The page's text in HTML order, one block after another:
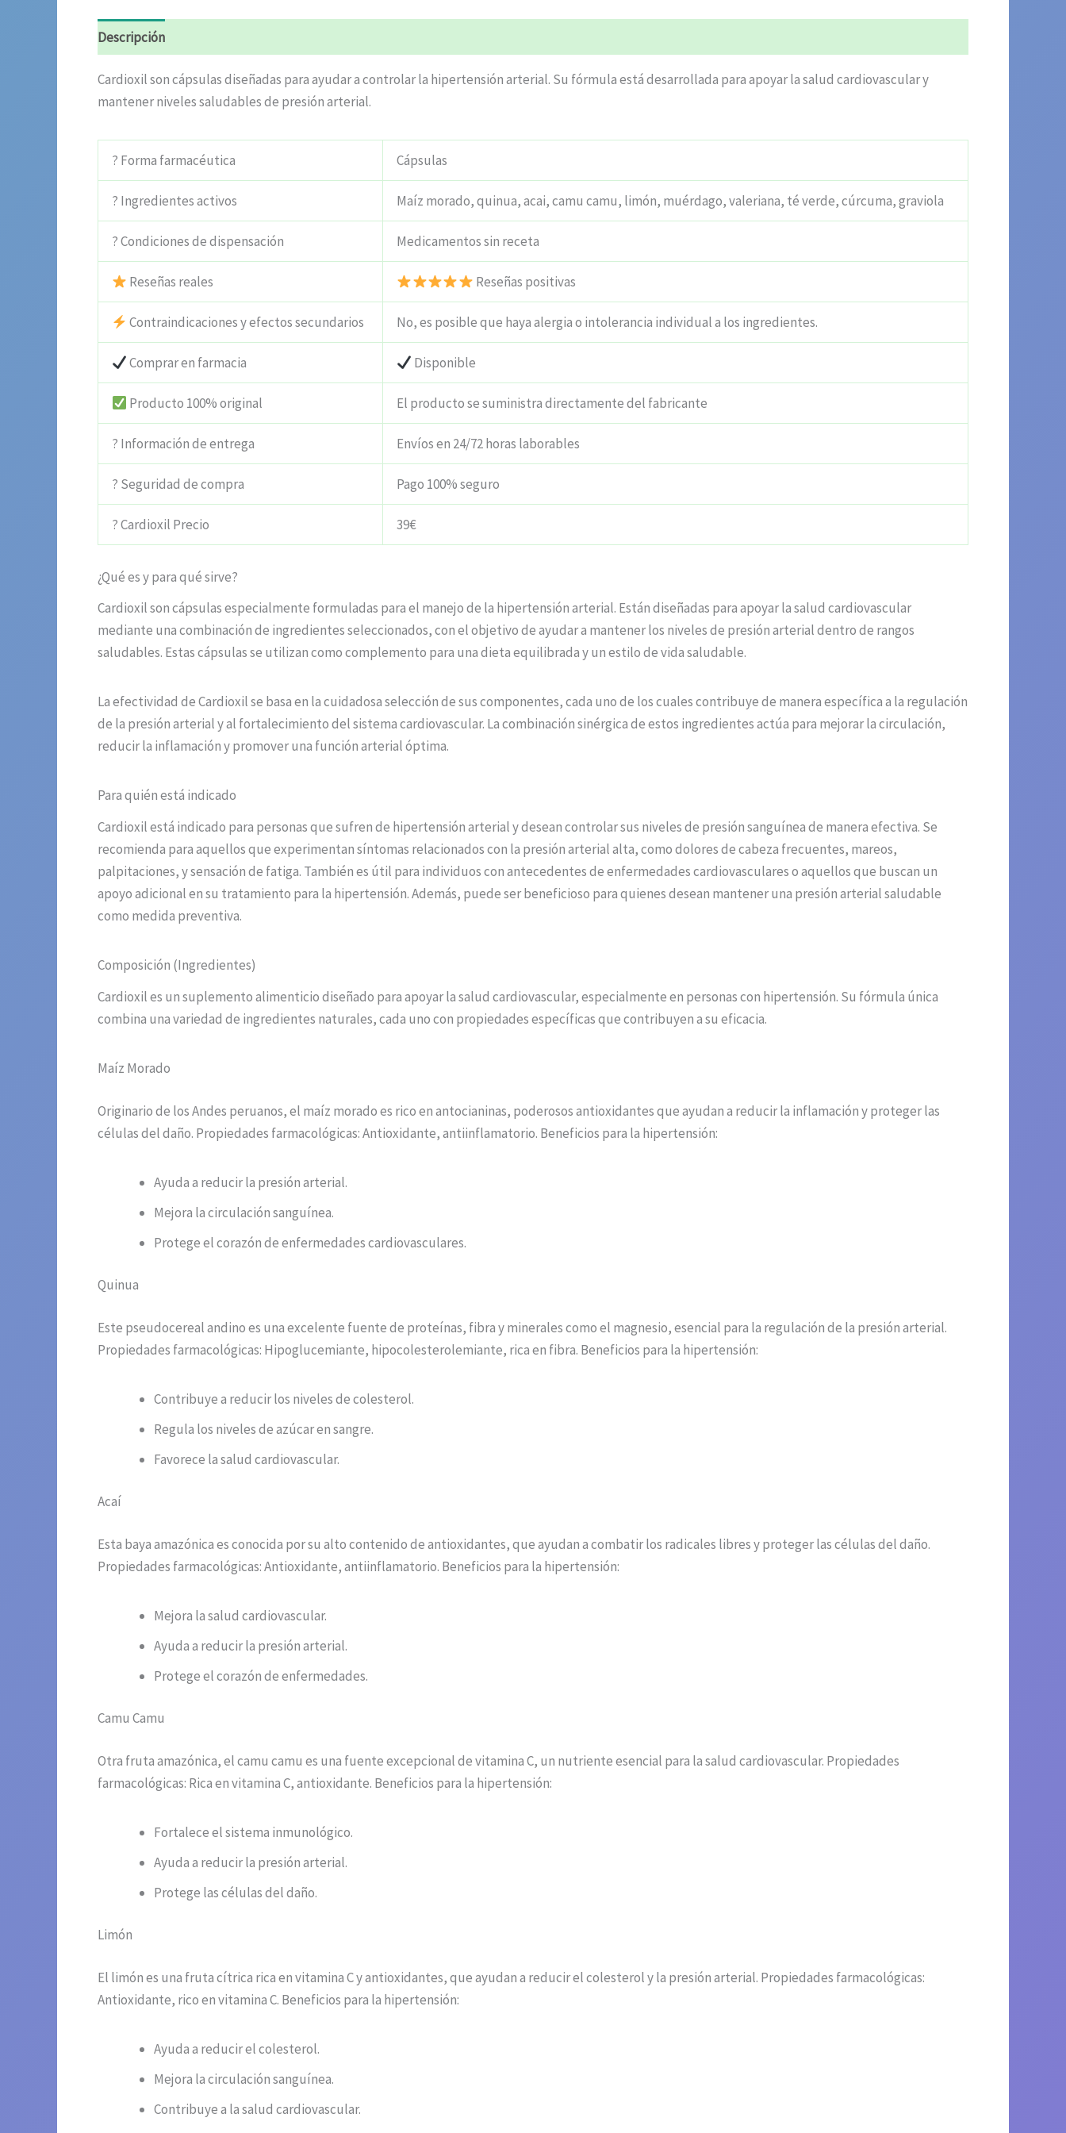
Descripción
Cardioxil son cápsulas diseñadas para ayudar a controlar la hipertensión arterial. Su fórmula está desarrollada para apoyar la salud cardiovascular y
mantener niveles saludables de presión arterial.
? Forma farmacéutica Cápsulas
? Ingredientes activos Maíz morado, quinua, acai, camu camu, limón, muérdago, valeriana, té verde, cúrcuma, graviola
? Condiciones de dispensación Medicamentos sin receta
Reseñas reales Reseñas positivas
Contraindicaciones y efectos secundarios No, es posible que haya alergia o intolerancia individual a los ingredientes.
Comprar en farmacia Disponible
Producto 100% original El producto se suministra directamente del fabricante
? Información de entrega Envíos en 24/72 horas laborables
? Seguridad de compra Pago 100% seguro
? Cardioxil Precio 39€
¿Qué es y para qué sirve?
Cardioxil son cápsulas especialmente formuladas para el manejo de la hipertensión arterial. Están diseñadas para apoyar la salud cardiovascular
mediante una combinación de ingredientes seleccionados, con el objetivo de ayudar a mantener los niveles de presión arterial dentro de rangos
saludables. Estas cápsulas se utilizan como complemento para una dieta equilibrada y un estilo de vida saludable.
La efectividad de Cardioxil se basa en la cuidadosa selección de sus componentes, cada uno de los cuales contribuye de manera específica a la regulación
de la presión arterial y al fortalecimiento del sistema cardiovascular. La combinación sinérgica de estos ingredientes actúa para mejorar la circulación,
reducir la inflamación y promover una función arterial óptima.
Para quién está indicado
Cardioxil está indicado para personas que sufren de hipertensión arterial y desean controlar sus niveles de presión sanguínea de manera efectiva. Se
recomienda para aquellos que experimentan síntomas relacionados con la presión arterial alta, como dolores de cabeza frecuentes, mareos,
palpitaciones, y sensación de fatiga. También es útil para individuos con antecedentes de enfermedades cardiovasculares o aquellos que buscan un
apoyo adicional en su tratamiento para la hipertensión. Además, puede ser beneficioso para quienes desean mantener una presión arterial saludable
como medida preventiva.
Composición (Ingredientes)
Cardioxil es un suplemento alimenticio diseñado para apoyar la salud cardiovascular, especialmente en personas con hipertensión. Su fórmula única
combina una variedad de ingredientes naturales, cada uno con propiedades específicas que contribuyen a su eficacia.
Maíz Morado
Originario de los Andes peruanos, el maíz morado es rico en antocianinas, poderosos antioxidantes que ayudan a reducir la inflamación y proteger las
células del daño. Propiedades farmacológicas: Antioxidante, antiinflamatorio. Beneficios para la hipertensión:
Ayuda a reducir la presión arterial.
Mejora la circulación sanguínea.
Protege el corazón de enfermedades cardiovasculares.
Quinua
Este pseudocereal andino es una excelente fuente de proteínas, fibra y minerales como el magnesio, esencial para la regulación de la presión arterial.
Propiedades farmacológicas: Hipoglucemiante, hipocolesterolemiante, rica en fibra. Beneficios para la hipertensión:
Contribuye a reducir los niveles de colesterol.
Regula los niveles de azúcar en sangre.
Favorece la salud cardiovascular.
Acaí
Esta baya amazónica es conocida por su alto contenido de antioxidantes, que ayudan a combatir los radicales libres y proteger las células del daño.
Propiedades farmacológicas: Antioxidante, antiinflamatorio. Beneficios para la hipertensión:
Mejora la salud cardiovascular.
Ayuda a reducir la presión arterial.
Protege el corazón de enfermedades.
Camu Camu
Otra fruta amazónica, el camu camu es una fuente excepcional de vitamina C, un nutriente esencial para la salud cardiovascular. Propiedades
farmacológicas: Rica en vitamina C, antioxidante. Beneficios para la hipertensión:
Fortalece el sistema inmunológico.
Ayuda a reducir la presión arterial.
Protege las células del daño.
Limón
El limón es una fruta cítrica rica en vitamina C y antioxidantes, que ayudan a reducir el colesterol y la presión arterial. Propiedades farmacológicas:
Antioxidante, rico en vitamina C. Beneficios para la hipertensión:
Ayuda a reducir el colesterol.
Mejora la circulación sanguínea.
Contribuye a la salud cardiovascular.